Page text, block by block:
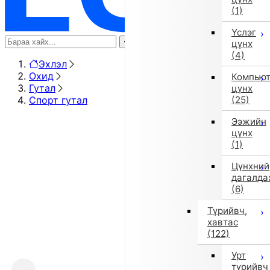
(1)
Үслэг
цүнх
(4)
цүнх
(25)
Ээжийн
цүнх
(1)
Цүнхний
(6)
Түрийвч,
хавтас
(122)
Урт
түрийвч
Эхлэл
Охид
Гутал
Спорт гутал